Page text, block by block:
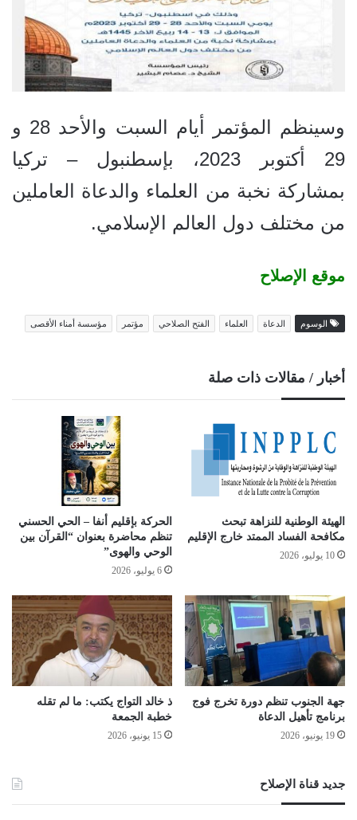
وسينظم المؤتمر أيام السبت والأحد 28 و
29 أكتوبر 2023، بإسطنبول – تركيا
بمشاركة نخبة من العلماء والدعاة العاملين
من مختلف دول العالم الإسلامي.
موقع الإصلاح
الوسوم الدعاة العلماء الفتح الصلاحي مؤتمر مؤسسة أمناء الأقصى
أخبار / مقالات ذات صلة
الهيئة الوطنية للنزاهة تبحث
مكافحة الفساد الممتد خارج الإقليم
10 يوليو، 2026
الحركة بإقليم أنفا – الحي الحسني
تنظم محاضرة بعنوان “القرآن بين
الوحي والهوى”
6 يوليو، 2026
جهة الجنوب تنظم دورة تخرج فوج
برنامج تأهيل الدعاة
19 يونيو، 2026
ذ خالد التواج يكتب: ما لم تقله
خطبة الجمعة
15 يونيو، 2026
جديد قناة الإصلاح